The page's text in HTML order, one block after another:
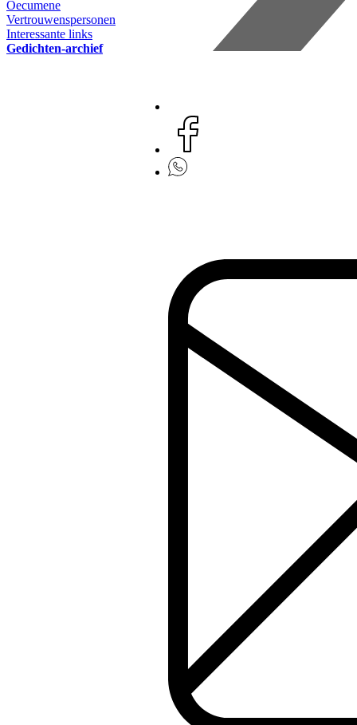
Oecumene
Vertrouwenspersonen
Interessante links
Gedichten-archief